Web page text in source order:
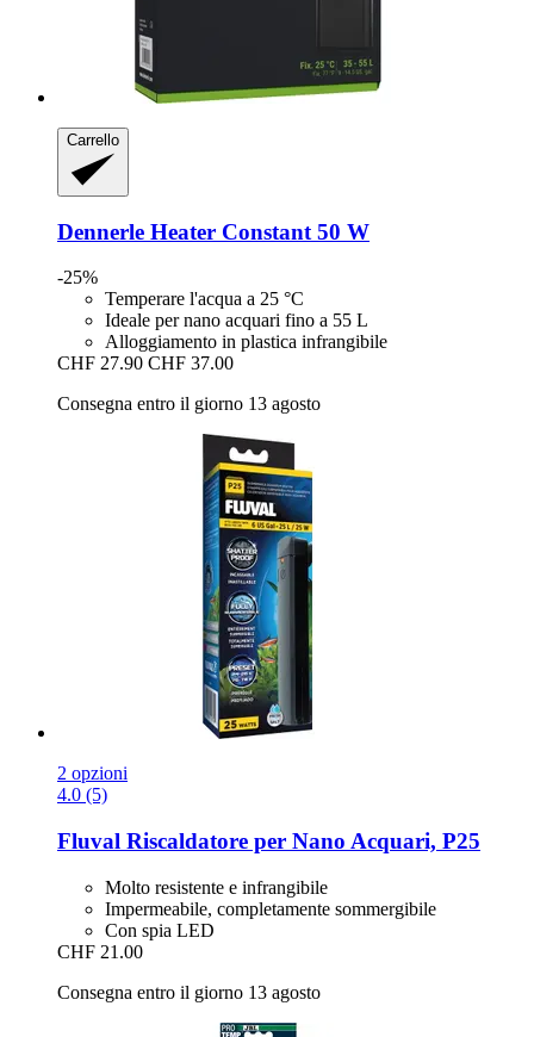
Carrello
Dennerle Heater Constant 50 W
-25%
Temperare l'acqua a 25 °C
Ideale per nano acquari fino a 55 L
Alloggiamento in plastica infrangibile
CHF 27.90 CHF 37.00
Consegna entro il giorno 13 agosto
2 opzioni
4.0 (5)
Fluval Riscaldatore per Nano Acquari, P25
Molto resistente e infrangibile
Impermeabile, completamente sommergibile
Con spia LED
CHF 21.00
Consegna entro il giorno 13 agosto